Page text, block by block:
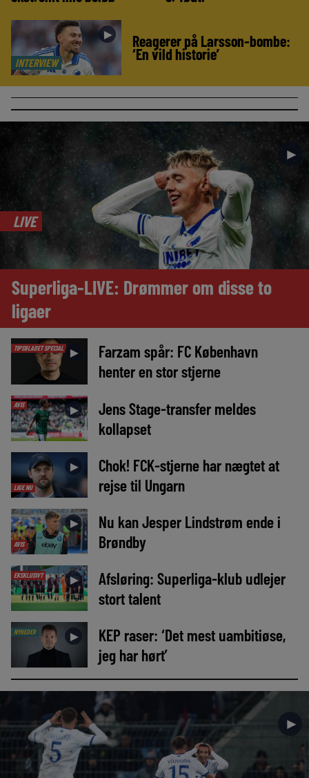
INTERVIEW
► Reagerer på Larsson-bombe:
‘En vild historie’
►
LIVE
Superliga-LIVE: Drømmer om disse to
ligaer
TIPSBLADET SPECIAL ►
Farzam spår: FC København
henter en stor stjerne
AVIS ►
Jens Stage-transfer meldes
kollapset
LIGE NU
►
Chok! FCK-stjerne har nægtet at
rejse til Ungarn
AVIS
►
Nu kan Jesper Lindstrøm ende i
Brøndby
EKSKLUSIVT ►
Afsløring: Superliga-klub udlejer
stort talent
NYHEDER ►
KEP raser: ‘Det mest uambitiøse,
jeg har hørt’
►